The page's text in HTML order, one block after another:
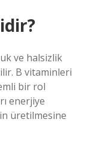
ve halsizlik
B vitaminleri
bir rol
enerjiye
üretilmesine